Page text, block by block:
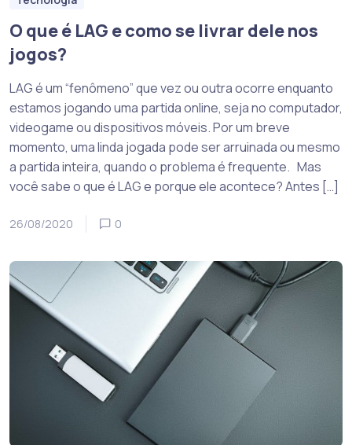
O que é LAG e como se livrar dele nos
jogos?
LAG é um “fenômeno” que vez ou outra ocorre enquanto
estamos jogando uma partida online, seja no computador,
videogame ou dispositivos móveis. Por um breve
momento, uma linda jogada pode ser arruinada ou mesmo
a partida inteira, quando o problema é frequente. Mas
você sabe o que é LAG e porque ele acontece? Antes […]
26/08/2020 0